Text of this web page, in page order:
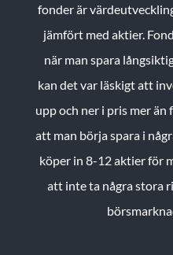
fonder är
jämfört med aktier.
när man spara
kan det var läskigt att
upp och ner i pris mer än
att man börja spara i
köper in 8-12 aktier för
att inte ta några stora